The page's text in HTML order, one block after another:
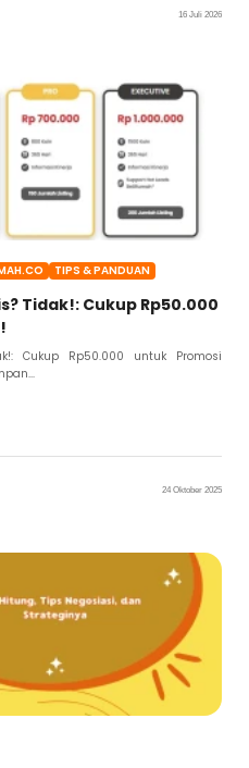
16 Juli 2026
TIPS & PANDUAN
Tidak!: Cukup Rp50.000
Cukup Rp50.000 untuk Promosi
24 Oktober 2025